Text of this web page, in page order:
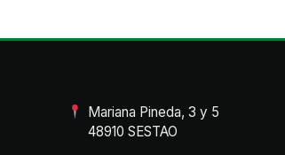
Mariana Pineda, 3 y 5
48910 SESTAO